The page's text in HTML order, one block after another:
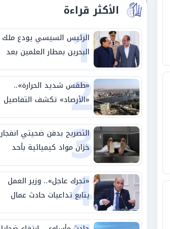
الأكثر قراءة
1
الرئيس السيسي يودع ملك
البحرين بمطار العلمين بعد
انتهاء زيارته لمصر
2
«طقس شديد الحرارة»..
«الأرصاد» تكشف التفاصيل
والظواهر الجوية اليوم
الجمعة
3
التصريح بدفن ضحيتي انفجار
خزان مواد كيميائية بأحد
مصانع الفيوم
4
«تحرك عاجل».. وزير العمل
يتابع تداعيات حادث عمال
طريق بني سويف الصحراوي